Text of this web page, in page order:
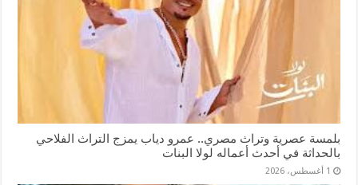
بلمسة عصرية وتراث مصري.. عمرو دياب يمزج التراث الفلاحي
بالحداثة في أحدث أعماله لولا البنات
1 أغسطس، 2026